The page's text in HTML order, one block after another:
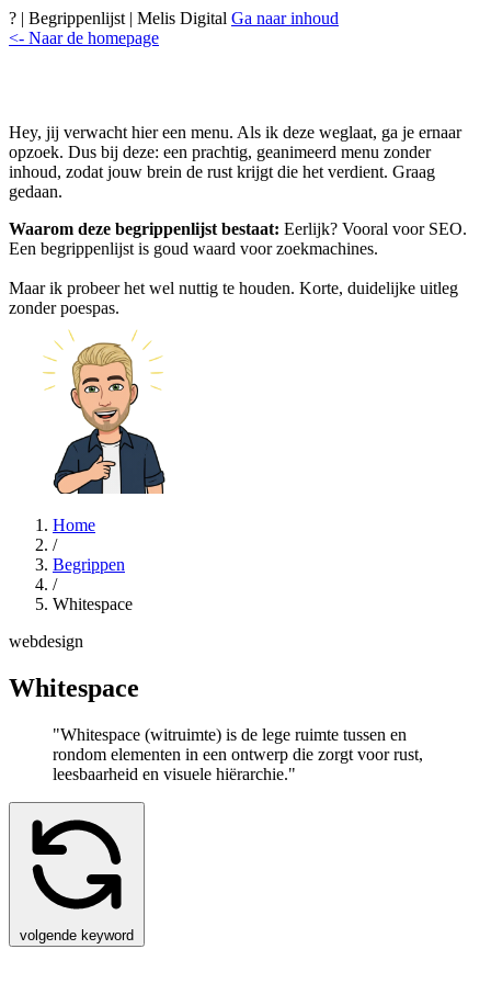
? | Begrippenlijst | Melis Digital Ga naar inhoud
<- Naar de homepage
Hey, jij verwacht hier een menu. Als ik deze weglaat, ga je ernaar
opzoek. Dus bij deze: een prachtig, geanimeerd menu zonder
inhoud, zodat jouw brein de rust krijgt die het verdient. Graag
gedaan.
Waarom deze begrippenlijst bestaat: Eerlijk? Vooral voor SEO.
Een begrippenlijst is goud waard voor zoekmachines.
Maar ik probeer het wel nuttig te houden. Korte, duidelijke uitleg
zonder poespas.
Home
/
Begrippen
/
Whitespace
webdesign
Whitespace
"Whitespace (witruimte) is de lege ruimte tussen en
rondom elementen in een ontwerp die zorgt voor rust,
leesbaarheid en visuele hiërarchie."
volgende keyword